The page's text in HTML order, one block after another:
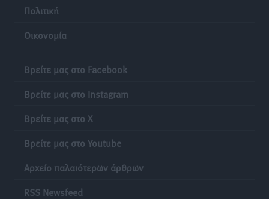
Πολιτική
Οικονομία
Βρείτε μας στο Facebook
Βρείτε μας στο Instagram
Βρείτε μας στο X
Βρείτε μας στο Youtube
Αρχείο παλαιότερων άρθρων
RSS Newsfeed